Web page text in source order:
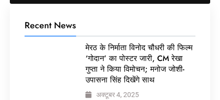
Recent News
मेरठ के निर्माता विनोद चौधरी की फिल्म
‘गोदान’ का पोस्टर जारी, CM रेखा
गुप्ता ने किया विमोचन; मनोज जोशी-
उपासना सिंह दिखेंगे साथ
अक्टूबर 4, 2025